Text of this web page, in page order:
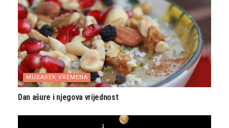
MUBAREK VREMENA
Dan ašure i njegova vrijednost